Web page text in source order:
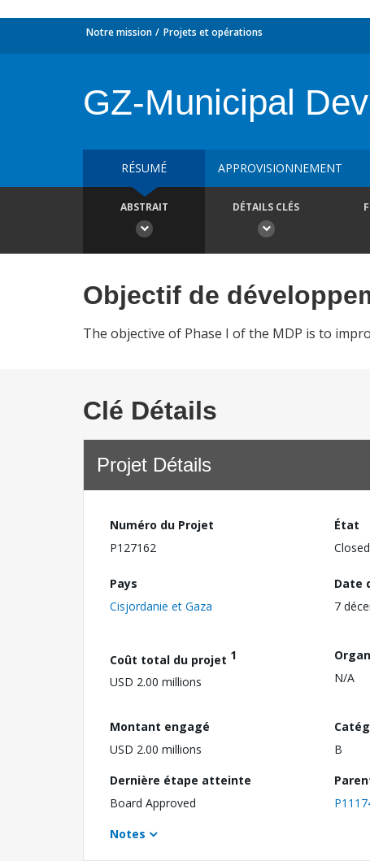
Notre mission Projets et opérations
GZ-Municipal
RÉSUMÉ APPROVISIONNEMENT
ABSTRAIT DÉTAILS CLÉS
Objectif de
The objective of Phase I of the MDP is to
Clé Détails
Projet Détails
Numéro du Projet
P127162
État
Closed
Pays
Cisjordanie et Gaza
Date
7
Coût total du projet 1
USD 2.00 millions
N/A
Montant engagé
USD 2.00 millions
B
Dernière étape atteinte
Board Approved
Notes